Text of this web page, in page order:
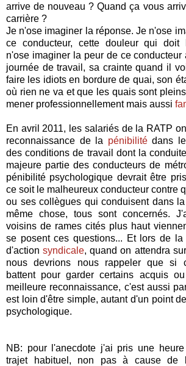
arrive de nouveau ? Quand ça vous
carrière ?
Je n'ose imaginer la réponse. Je n'ose
ce conducteur, cette douleur qui doit
n'ose imaginer la peur de ce conducteur
journée de travail, sa crainte quand il
faire les idiots en bordure de quai, son
où rien ne va et que les quais sont
mener professionnellement mais aussi
En avril 2011, les salariés de la RATP
reconnaissance de la pénibilitédans
des conditions de travail dont la
majeure partie des conducteurs de
pénibilité psychologique devrait être
ce soit le malheureux conducteur contre
ou ses collègues qui conduisent dans
même chose, tous sont concernés.
voisins de rames cités plus haut
se posent ces questions... Et lors de la
d'actionsyndicale, quand on attendra
nous devrions nous rappeler que si
battent pour garder certains acquis
meilleure reconnaissance, c'est aussi
est loin d'être simple, autant d'un point
psychologique.
NB: pour l'anecdote j'ai pris une
trajet habituel, non pas à cause de